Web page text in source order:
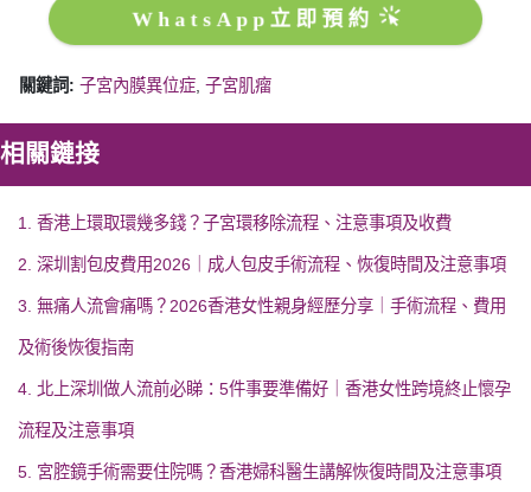
WhatsApp立即預約
關鍵詞: 子宮內膜異位症 子宮肌瘤
相關鏈接
1. 香港上環取環幾多錢？子宮環移除流程、注意事項及收費
2. 深圳割包皮費用2026｜成人包皮手術流程、恢復時間及注意事項
3. 無痛人流會痛嗎？2026香港女性親身經歷分享｜手術流程、費用
及術後恢復指南
4. 北上深圳做人流前必睇：5件事要準備好｜香港女性跨境終止懷孕
流程及注意事項
5. 宮腔鏡手術需要住院嗎？香港婦科醫生講解恢復時間及注意事項